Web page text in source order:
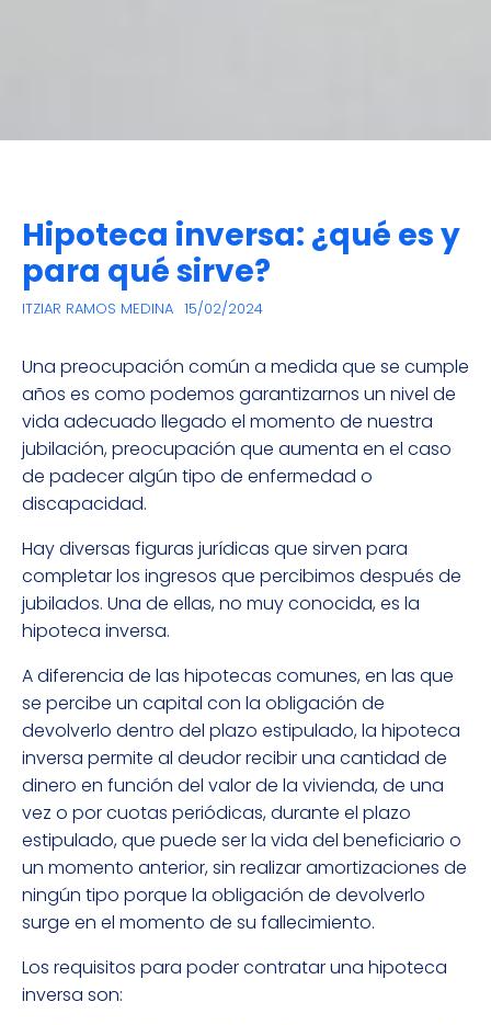
Hipoteca inversa: ¿qué es y
para qué sirve?
ITZIAR RAMOS MEDINA 15/02/2024
Una preocupación común a medida que se cumple
años es como podemos garantizarnos un nivel de
vida adecuado llegado el momento de nuestra
jubilación, preocupación que aumenta en el caso
de padecer algún tipo de enfermedad o
discapacidad.
Hay diversas figuras jurídicas que sirven para
completar los ingresos que percibimos después de
jubilados. Una de ellas, no muy conocida, es la
hipoteca inversa.
A diferencia de las hipotecas comunes, en las que
se percibe un capital con la obligación de
devolverlo dentro del plazo estipulado, la hipoteca
inversa permite al deudor recibir una cantidad de
dinero en función del valor de la vivienda, de una
vez o por cuotas periódicas, durante el plazo
estipulado, que puede ser la vida del beneficiario o
un momento anterior, sin realizar amortizaciones de
ningún tipo porque la obligación de devolverlo
surge en el momento de su fallecimiento.
Los requisitos para poder contratar una hipoteca
inversa son: